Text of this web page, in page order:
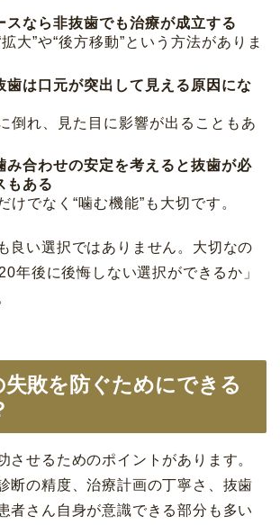
スなら非抜歯でも治療が成立する
大”や“後方移動”という方法がありま
歯は口元が突出して見える原因にな
倒れ、見た目に影響が出ることもあ
み合わせの安定を考えると抜歯が必
もある
けでなく“噛む機能”も大切です。
良い選択ではありません。大切なの
年後に後悔しない選択ができるか」
失敗を防ぐためにできる
させるためのポイントがあります。
断の精度、治療計画の丁寧さ、抜歯
者さん自身が意識できる部分も多い